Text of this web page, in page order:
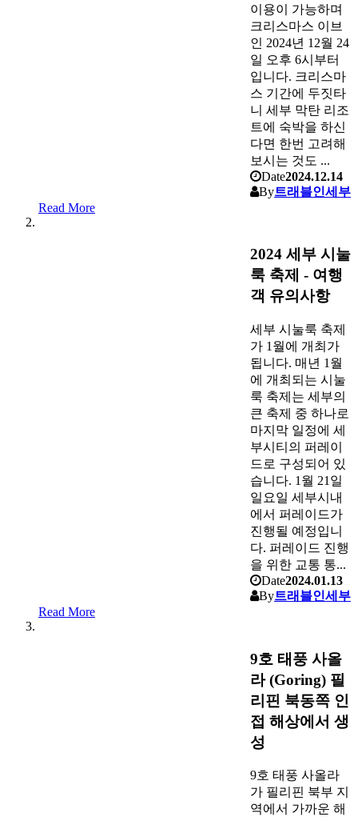
이용이 가능하며
크리스마스 이브
인 2024년 12월 24
일 오후 6시부터
입니다. 크리스마
스 기간에 두짓타
니 세부 막탄 리조
트에 숙박을 하신
다면 한번 고려해
보시는 것도 ...
Date2024.12.14
By트래블인세부
Read More
2024 세부 시눌
룩 축제 - 여행
객 유의사항
세부 시눌룩 축제
가 1월에 개최가
됩니다. 매년 1월
에 개최되는 시눌
룩 축제는 세부의
큰 축제 중 하나로
마지막 일정에 세
부시티의 퍼레이
드로 구성되어 있
습니다. 1월 21일
일요일 세부시내
에서 퍼레이드가
진행될 예정입니
다. 퍼레이드 진행
을 위한 교통 통...
Date2024.01.13
By트래블인세부
Read More
9호 태풍 사올
라 (Goring) 필
리핀 북동쪽 인
접 해상에서 생
성
9호 태풍 사올라
가 필리핀 북부 지
역에서 가까운 해